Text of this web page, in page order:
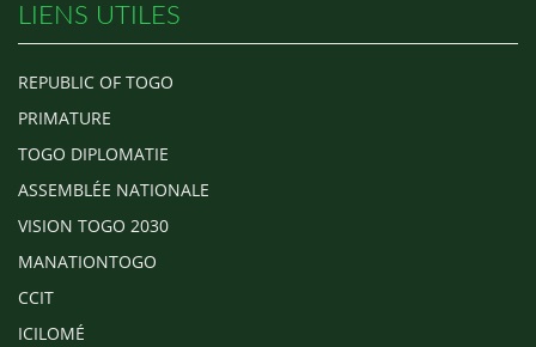
LIENS UTILES
REPUBLIC OF TOGO
PRIMATURE
TOGO DIPLOMATIE
ASSEMBLÉE NATIONALE
VISION TOGO 2030
MANATIONTOGO
CCIT
ICILOMÉ